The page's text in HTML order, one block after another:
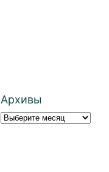
Архивы